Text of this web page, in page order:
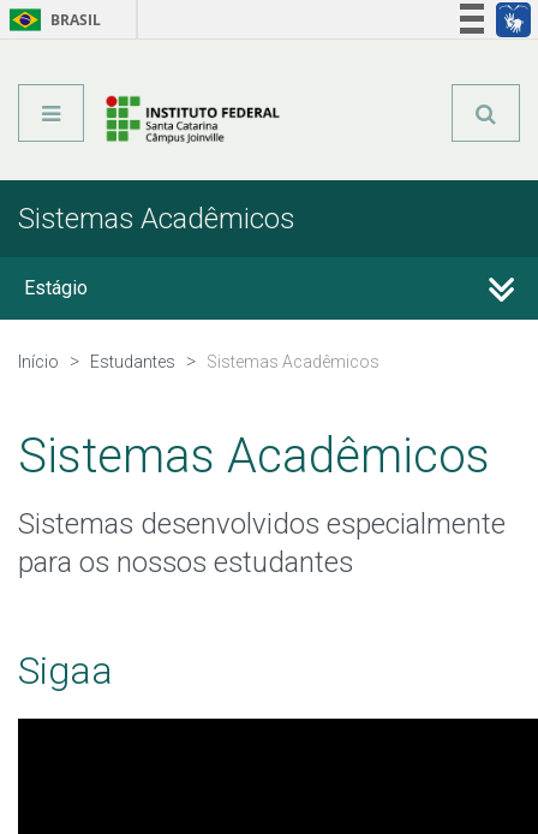
BRASIL
Sistemas Acadêmicos
Estágio
Calendário Acadêmico
Formatura
Horário de Aula
Validação de Componentes Curriculares
Início Estudantes Sistemas Acadêmicos
Sistemas Acadêmicos
Sistemas desenvolvidos especialmente
para os nossos estudantes
Sigaa